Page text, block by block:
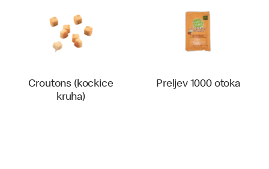
Croutons (kockice
kruha)
Preljev 1000 otoka